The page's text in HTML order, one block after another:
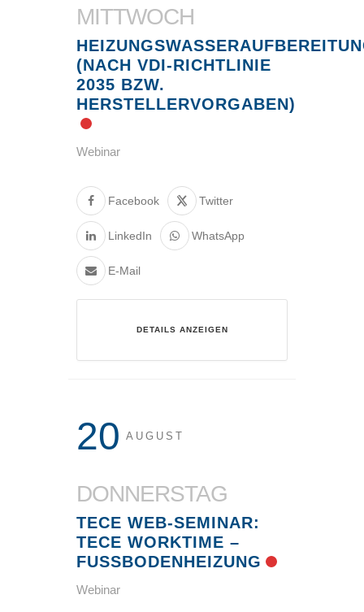
MITTWOCH
(NACH VDI-RICHTLINIE
2035 BZW.
HERSTELLERVORGABEN)
Webinar
Facebook Twitter
LinkedIn WhatsApp
E-Mail
DETAILS ANZEIGEN
20 AUGUST
DONNERSTAG
TECE WEB-SEMINAR:
TECE WORKTIME –
FUSSBODENHEIZUNG
Webinar